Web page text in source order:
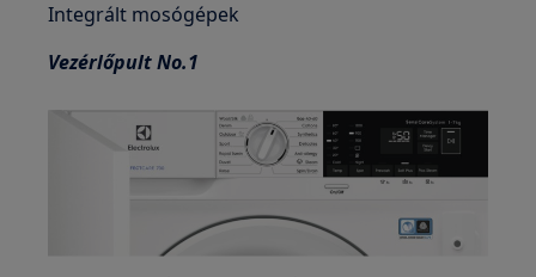
Integrált mosógépek
Vezérlőpult No.1